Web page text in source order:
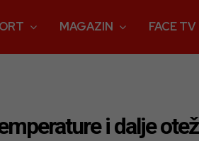
MAGAZIN FACE TV
i dalje